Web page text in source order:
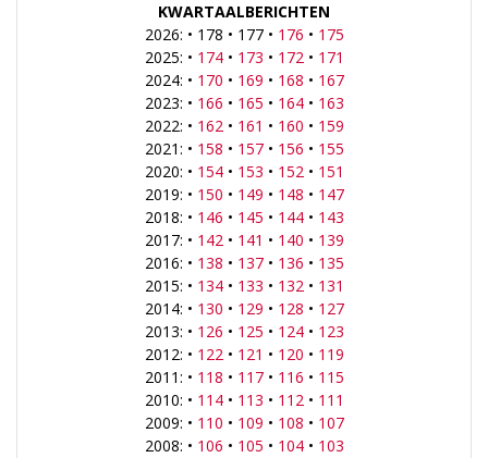
KWARTAALBERICHTEN
2026: • 178 • 177 • 176 • 175
2025: • 174• 173 • 172• 171
2024: • 170 • 169 • 168 • 167
2023: • 166 • 165 • 164• 163
2022: • 162• 161 • 160 • 159
2021: • 158 • 157• 156 • 155
2020: • 154• 153 • 152• 151
2019: • 150 • 149 • 148 • 147
2018: • 146 • 145 • 144• 143
2017: • 142• 141 • 140 • 139
2016: • 138 • 137• 136 • 135
2015: • 134• 133 • 132• 131
2014: • 130 • 129 • 128 • 127
2013: • 126 • 125 • 124• 123
2012: • 122• 121 • 120 • 119
2011: • 118 • 117• 116 • 115
2010: • 114• 113 • 112• 111
2009: • 110 • 109 • 108 • 107
2008: • 106 • 105 • 104• 103